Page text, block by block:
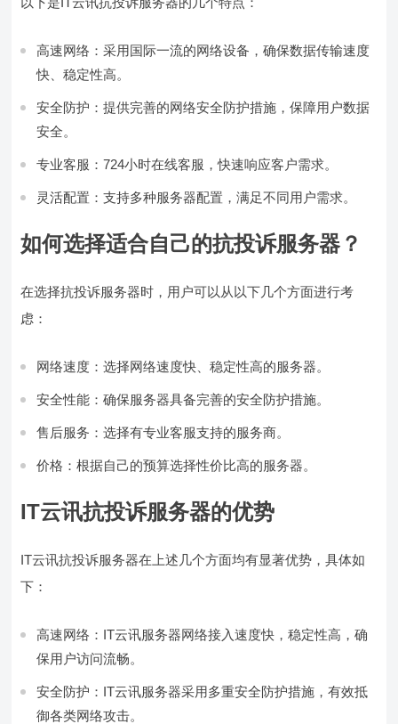
高速网络：采用国际一流的网络设备，确保数据传输速度
快、稳定性高。
安全防护：提供完善的网络安全防护措施，保障用户数据
安全。
专业客服：724小时在线客服，快速响应客户需求。
灵活配置：支持多种服务器配置，满足不同用户需求。
如何选择适合自己的抗投诉服务器？
在选择抗投诉服务器时，用户可以从以下几个方面进行考
虑：
网络速度：选择网络速度快、稳定性高的服务器。
安全性能：确保服务器具备完善的安全防护措施。
售后服务：选择有专业客服支持的服务商。
价格：根据自己的预算选择性价比高的服务器。
IT云讯抗投诉服务器的优势
IT云讯抗投诉服务器在上述几个方面均有显著优势，具体如
下：
高速网络：IT云讯服务器网络接入速度快，稳定性高，确
保用户访问流畅。
安全防护：IT云讯服务器采用多重安全防护措施，有效抵
御各类网络攻击。